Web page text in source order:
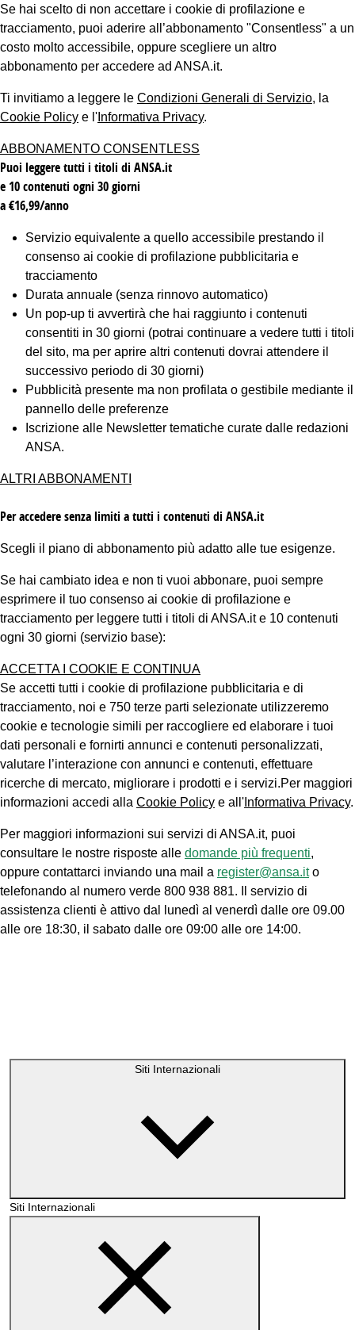
Se hai scelto di non accettare i cookie di profilazione e
tracciamento, puoi aderire all’abbonamento "Consentless" a un
costo molto accessibile, oppure scegliere un altro
abbonamento per accedere ad ANSA.it.
Ti invitiamo a leggere le Condizioni Generali di Servizio, la
Cookie Policy e l' Informativa Privacy.
ABBONAMENTO CONSENTLESS
Puoi leggere tutti i titoli di ANSA.it
e 10 contenuti ogni 30 giorni
a €16,99/anno
Servizio equivalente a quello accessibile prestando il
consenso ai cookie di profilazione pubblicitaria e
tracciamento
Durata annuale (senza rinnovo automatico)
Un pop-up ti avvertirà che hai raggiunto i contenuti
consentiti in 30 giorni (potrai continuare a vedere tutti i titoli
del sito, ma per aprire altri contenuti dovrai attendere il
successivo periodo di 30 giorni)
Pubblicità presente ma non profilata o gestibile mediante il
pannello delle preferenze
Iscrizione alle Newsletter tematiche curate dalle redazioni
ANSA.
ALTRI ABBONAMENTI
Per accedere senza limiti a tutti i contenuti di ANSA.it
Scegli il piano di abbonamento più adatto alle tue esigenze.
Se hai cambiato idea e non ti vuoi abbonare, puoi sempre
esprimere il tuo consenso ai cookie di profilazione e
tracciamento per leggere tutti i titoli di ANSA.it e 10 contenuti
ogni 30 giorni (servizio base):
ACCETTA I COOKIE E CONTINUA
Se accetti tutti i cookie di profilazione pubblicitaria e di
tracciamento, noi e 750 terze parti selezionate utilizzeremo
cookie e tecnologie simili per raccogliere ed elaborare i tuoi
dati personali e fornirti annunci e contenuti personalizzati,
valutare l’interazione con annunci e contenuti, effettuare
ricerche di mercato, migliorare i prodotti e i servizi.Per maggiori
informazioni accedi alla Cookie Policy e all' Informativa Privacy.
Per maggiori informazioni sui servizi di ANSA.it, puoi
consultare le nostre risposte alle domande più frequenti,
oppure contattarci inviando una mail a register@ansa.ito
telefonando al numero verde 800 938 881. Il servizio di
assistenza clienti è attivo dal lunedì al venerdì dalle ore 09.00
alle ore 18:30, il sabato dalle ore 09:00 alle ore 14:00.
Siti Internazionali
Siti Internazionali